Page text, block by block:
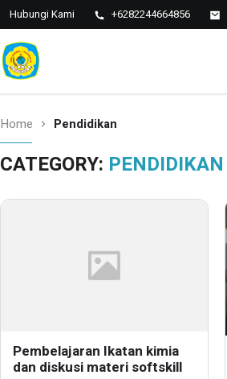
Hubungi Kami +6282244664856
SMAN 1
Bantaran
SMAN 1
BANTARAN
Home Pendidikan
CATEGORY: PENDIDIKAN
Pembelajaran Ikatan kimia
dan diskusi materi softskill